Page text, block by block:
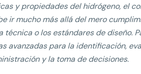
y propiedades del hidrógeno, el
ir mucho más allá del mero
técnica o los estándares de diseño.
avanzadas para la identificación,
y la toma de decisiones.